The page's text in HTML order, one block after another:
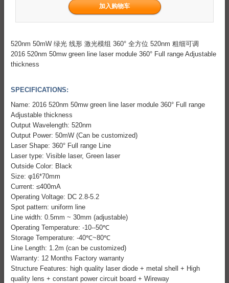
520nm 50mW 绿光 线形 激光模组 360° 全方位 520nm 粗细可调
2016 520nm 50mw green line laser module 360° Full range Adjustable
thickness
SPECIFICATIONS:
Name: 2016 520nm 50mw green line laser module 360° Full range
Adjustable thickness
Output Wavelength: 520nm
Output Power: 50mW (Can be customized)
Laser Shape: 360° Full range Line
Laser type: Visible laser, Green laser
Outside Color: Black
Size: φ16*70mm
Current: ≤400mA
Operating Voltage: DC 2.8-5.2
Spot pattern: uniform line
Line width: 0.5mm ~ 30mm (adjustable)
Operating Temperature: -10--50℃
Storage Temperature: -40℃~80℃
Line Length: 1.2m (can be customized)
Warranty: 12 Months Factory warranty
Structure Features: high quality laser diode + metal shell + High
quality lens + constant power circuit board + Wireway